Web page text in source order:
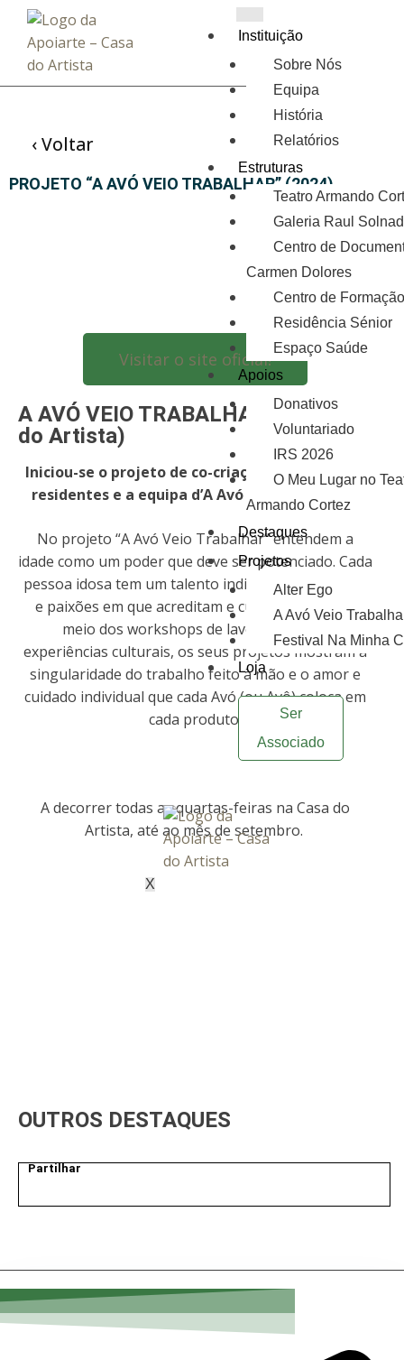
Instituição
Sobre Nós
Equipa
História
Relatórios
Estruturas
Teatro Armando
Galeria Raul
Centro de
Carmen Dolores
Centro de
Residência Sénior
Espaço Saúde
Apoios
Donativos
Voluntariado
IRS 2026
O Meu Lugar no
Armando Cortez
Destaques
Projetos
Alter Ego
A Avó Veio
Festival Na Minha
Loja
Ser
Associado
X
‹ Voltar
PROJETO “A AVÓ VEIO TRABALHAR” (2024)
Visitar o site oficial!
A AVÓ VEIO TRABALHAR (na Casa
do Artista)
Iniciou-se o projeto de co-criação artística com
residentes e a equipa d’A Avó Veio Trabalhar!
No projeto “A Avó Veio Trabalhar” entendem a
idade como um poder que deve ser potenciado. Cada
pessoa idosa tem um talento individual, aspirações
e paixões em que acreditam e cultivam. Seja por
meio dos workshops de lavores, ou por
experiências culturais, os seus projetos mostram a
singularidade do trabalho feito à mão e o amor e
cuidado individual que cada Avó (ou Avô) coloca em
cada produto.
A decorrer todas as quartas-feiras na Casa do
Artista, até ao mês de setembro.
OUTROS DESTAQUES
Partilhar